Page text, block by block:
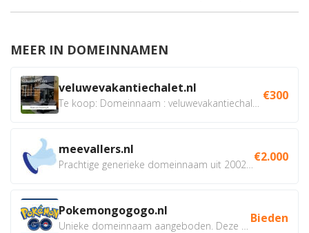
MEER IN DOMEINNAMEN
veluwevakantiechalet.nl €300
meevallers.nl €2.000
Pokemongogogo.nl Bieden